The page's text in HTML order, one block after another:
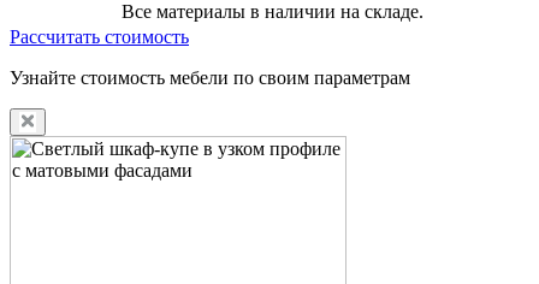
Все материалы в наличии на складе.
Рассчитать стоимость
Узнайте стоимость мебели по своим параметрам